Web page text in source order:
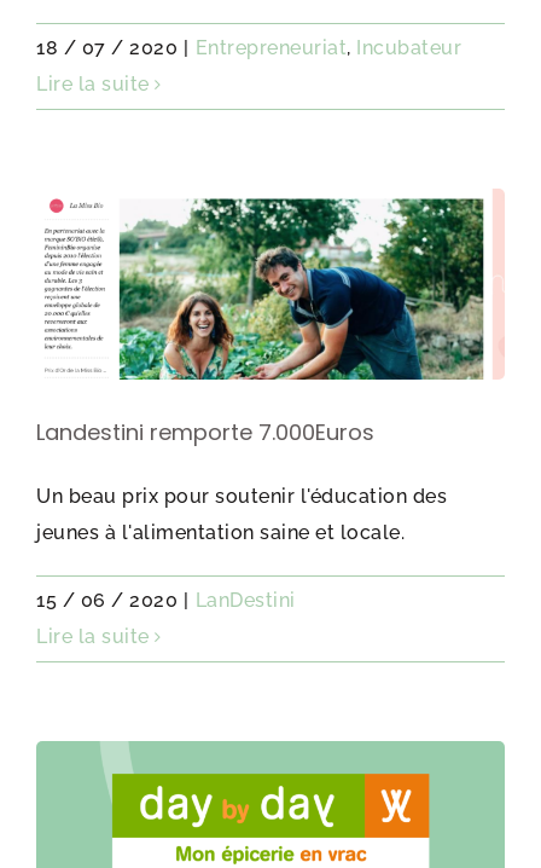
18 / 07 / 2020 Entrepreneuriat, Incubateur
Lire la suite
Landestini remporte 7.000Euros
Un beau prix pour soutenir l'éducation des
jeunes à l'alimentation saine et locale.
15 / 06 / 2020 | LanDestini
Lire la suite